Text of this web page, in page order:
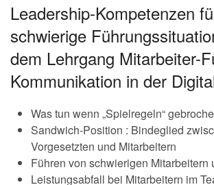
Leadership-Kompetenzen
schwierige
dem Lehrgang Mitarbeiter-
Kommunikation in der
Was tun wenn „Spielregeln“
Sandwich-Position : Bindeglied
Vorgesetzten und Mitarbeitern
Führen von schwierigen Mitarbeitern
Leistungsabfall bei Mitarbeitern im